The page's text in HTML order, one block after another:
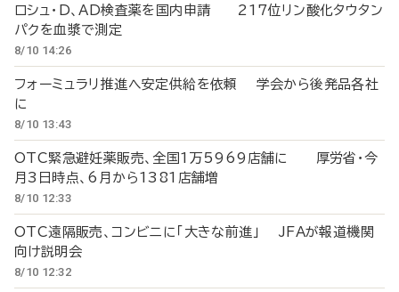
ロシュ・D、AD検査薬を国内申請 217位リン酸化タウタン
パクを血漿で測定
8/10 14:26
フォーミュラリ推進へ安定供給を依頼 学会から後発品各社
に
8/10 13:43
OTC緊急避妊薬販売、全国1万5969店舗に 厚労省・今
月3日時点、6月から1381店舗増
8/10 12:33
OTC遠隔販売、コンビニに「大きな前進」 JFAが報道機関
向け説明会
8/10 12:32